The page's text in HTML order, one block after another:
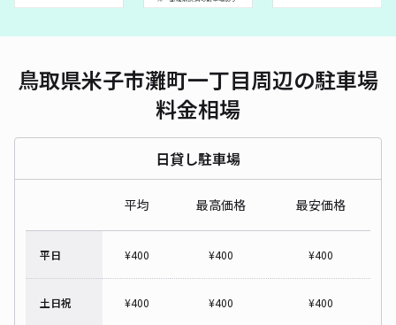
鳥取県米子市灘町一丁目周辺の駐車場
料金相場
日貸し駐車場
平均 最高価格 最安価格
平日 ¥400 ¥400 ¥400
土日祝 ¥400 ¥400 ¥400